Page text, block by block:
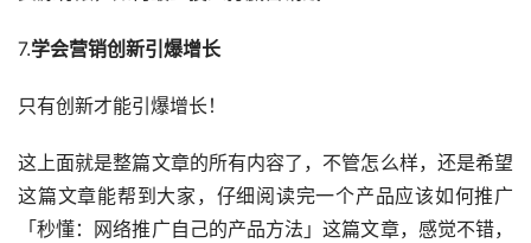
7.学会营销创新引爆增长
只有创新才能引爆增长！
这上面就是整篇文章的所有内容了，不管怎么样，还是希望
这篇文章能帮到大家，仔细阅读完一个产品应该如何推广
「秒懂：网络推广自己的产品方法」这篇文章，感觉不错，